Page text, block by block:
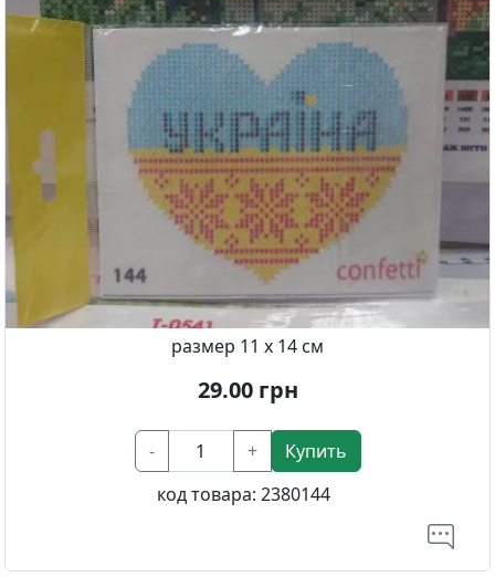
размер 11 х 14 см
29.00грн
- +
Купить
код товара: 2380144